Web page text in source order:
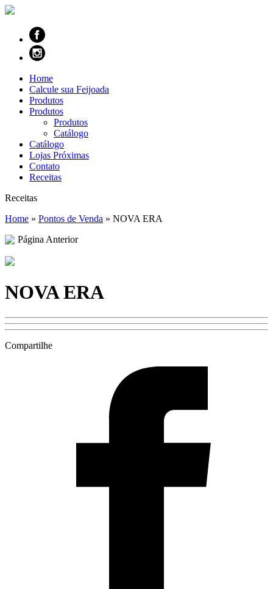
Home
Calcule sua Feijoada
Produtos
Produtos
Produtos
Catálogo
Catálogo
Lojas Próximas
Contato
Receitas
Receitas
Home » Pontos de Venda » NOVA ERA
Página Anterior
NOVA ERA
Compartilhe